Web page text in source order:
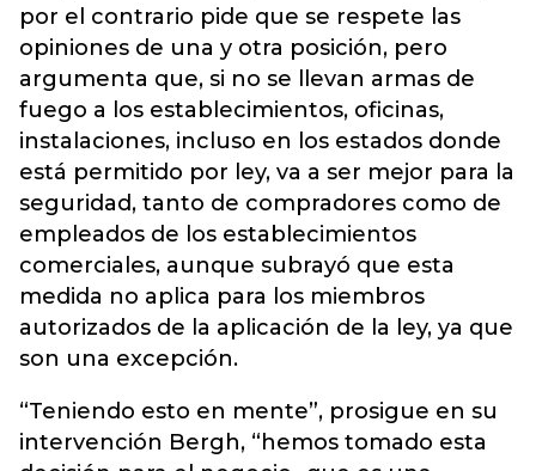
por el contrario pide que se respete las
opiniones de una y otra posición, pero
argumenta que, si no se llevan armas de
fuego a los establecimientos, oficinas,
instalaciones, incluso en los estados donde
está permitido por ley, va a ser mejor para la
seguridad, tanto de compradores como de
empleados de los establecimientos
comerciales, aunque subrayó que esta
medida no aplica para los miembros
autorizados de la aplicación de la ley, ya que
son una excepción.
“Teniendo esto en mente”, prosigue en su
intervención Bergh, “hemos tomado esta